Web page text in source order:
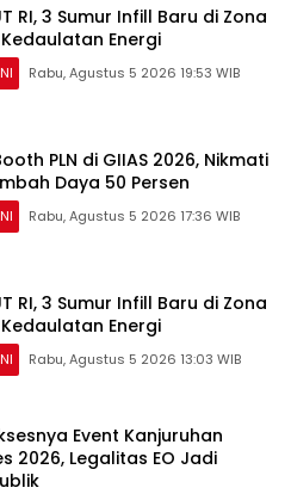
RI, 3 Sumur Infill Baru di Zona
Energi
Rabu, Agustus 5 2026 19:53 WIB
PLN di GIIAS 2026, Nikmati
Daya 50 Persen
Rabu, Agustus 5 2026 17:36 WIB
RI, 3 Sumur Infill Baru di Zona
Energi
Rabu, Agustus 5 2026 13:03 WIB
Event Kanjuruhan
2026, Legalitas EO Jadi